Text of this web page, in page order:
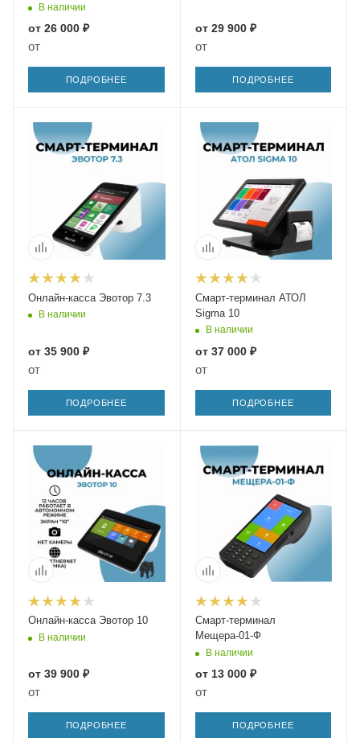
В наличии
от 26 000 ₽
от
ПОДРОБНЕЕ
от 29 900 ₽
от
ПОДРОБНЕЕ
Онлайн-касса Эвотор 7.3
В наличии
от 35 900 ₽
от
ПОДРОБНЕЕ
Смарт-терминал АТОЛ
Sigma 10
В наличии
от 37 000 ₽
от
ПОДРОБНЕЕ
Онлайн-касса Эвотор 10
В наличии
от 39 900 ₽
от
ПОДРОБНЕЕ
Смарт-терминал
Мещера-01-Ф
В наличии
от 13 000 ₽
от
ПОДРОБНЕЕ